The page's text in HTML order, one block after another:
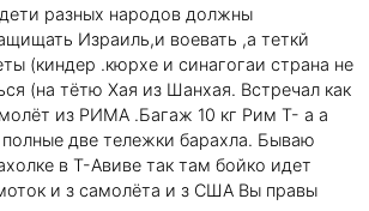
разных народов должны
Израиль,и воевать ,а теткй
(киндер .кюрхе и синагогаи страна не
(на тётю Хая из Шанхая. Встречал как
из РИМА .Багаж 10 кг Рим Т- а а
две тележки барахла. Бываю
в Т-Авиве так там бойко идет
и з самолёта и з США Вы правы